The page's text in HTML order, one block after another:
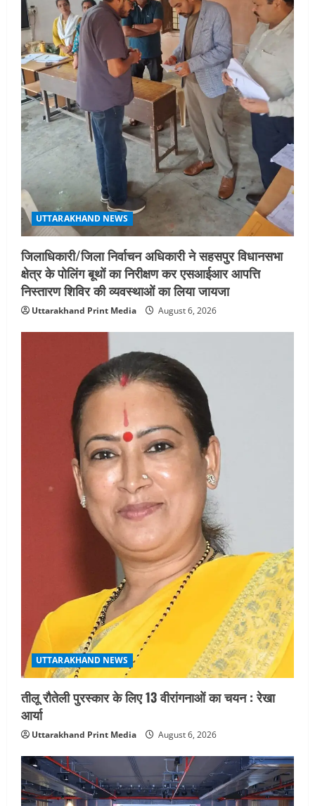
एमआईटी वर्ल्ड पीस यूनिवर्सिटी और जर्मनी के
बीएसबीआई के बीच समझौता; भारतीय छात्रों
को मिलेंगे वैश्विक अवसर
August 5, 2026
STATES NEWS
महाराज की राजस्थान के मुख्यमंत्री से
शिष्टाचार भेंट पर्यटन और सांस्कृतिक
गतिविधियों के विस्तार पर हुई चर्चा
August 4, 2026
UTTARAKHAND NEWS
जिलाधिकारी/जिला निर्वाचन अधिकारी ने सहसपुर विधानसभा
क्षेत्र के पोलिंग बूथों का निरीक्षण कर एसआईआर आपत्ति
निस्तारण शिविर की व्यवस्थाओं का लिया जायजा
Uttarakhand Print Media August 6, 2026
UTTARAKHAND NEWS
तीलू रौतेली पुरस्कार के लिए 13 वीरांगनाओं का चयन : रेखा
आर्या
Uttarakhand Print Media August 6, 2026